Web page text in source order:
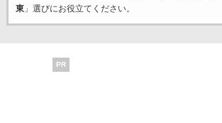
東」選びにお役立てください。
PR